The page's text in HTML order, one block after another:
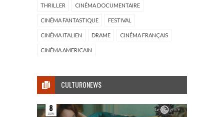
THRILLER CINÉMA DOCUMENTAIRE
CINÉMA FANTASTIQUE FESTIVAL
CINÉMA ITALIEN DRAME CINÉMA FRANÇAIS
CINÉMA AMERICAIN
CULTURONEWS